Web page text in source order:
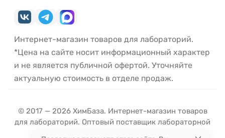
Интернет-магазин товаров для лабораторий.
*Цена на сайте носит информационный характер
и не является публичной офертой. Уточняйте
актуальную стоимость в отделе продаж.
© 2017 — 2026 ХимБаза. Интернет-магазин товаров
для лабораторий. Оптовый поставщик лабораторной